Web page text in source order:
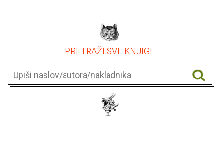
– PRETRAŽI SVE KNJIGE –